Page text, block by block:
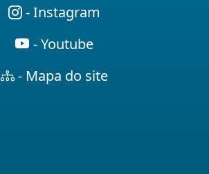
- Instagram
- Youtube
- Mapa do site